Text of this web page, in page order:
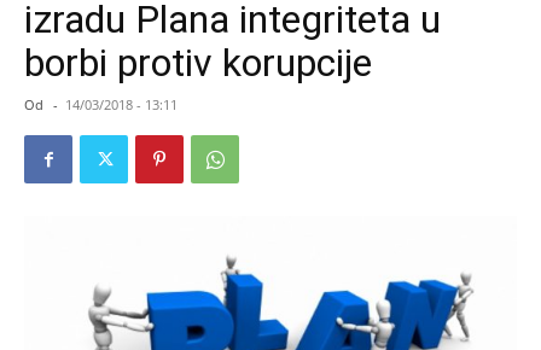
izradu Plana integriteta u
borbi protiv korupcije
Od - 14/03/2018 - 13:11